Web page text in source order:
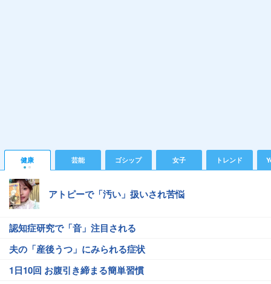
健康 芸能 ゴシップ 女子 トレンド
アトピーで「汚い」扱いされ苦悩
認知症研究で「音」注目される
夫の「産後うつ」にみられる症状
1日10回 お腹引き締まる簡単習慣